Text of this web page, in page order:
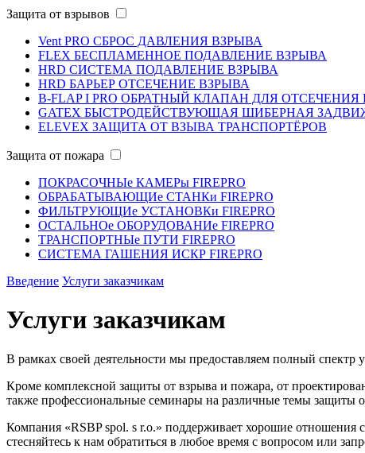
Защита от взрывов
Vent PRO СБРОС ДАВЛЕНИЯ ВЗРЫВА
FLEX БЕСПЛАМЕННОЕ ПОДАВЛЕНИЕ ВЗРЫВА
HRD СИСТЕМА ПОДАВЛЕНИE ВЗРЫВА
HRD БАРЬЕР ОТСЕЧЕНИE ВЗРЫВА
B-FLAP I PRO ОБРАТНЫЙ КЛАПАН ДЛЯ ОТСЕЧЕНИЯ
GATEX БЫСТРОДЕЙСТВУЮЩАЯ ШИБЕРНАЯ
ELEVEX ЗАЩИТА ОТ ВЗЫВА ТРАНСПОРТЁРОВ
Защита от пожара
ПОКРАСОЧНЫе КАМЕРы FIREPRO
ОБРАБАТЫВАЮЩИе СТАНКи FIREPRO
ФИЛЬТРУЮЩИе УСТАНОВКи FIREPRO
ОСТАЛЬНОе ОБОРУДОВАНИе FIREPRO
ТРАНСПОРТНЫе ПУТИ FIREPRO
СИСТЕМА ГАШЕНИЯ ИСКР FIREPRO
Введение Услуги заказчикам
Услуги заказчикам
В рамках своей деятельности мы предоставляем полный
Кроме комплексной защиты от взрыва и пожара, от
также профессиональные семинары на различные темы защиты
Компания «RSBP spol. s r.o.» поддерживает хорошие отношения
стесняйтесь к нам обратиться в любое время с вопросом или